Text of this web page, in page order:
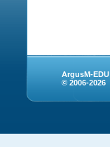
ArgusM-EDU
© 2006-2026